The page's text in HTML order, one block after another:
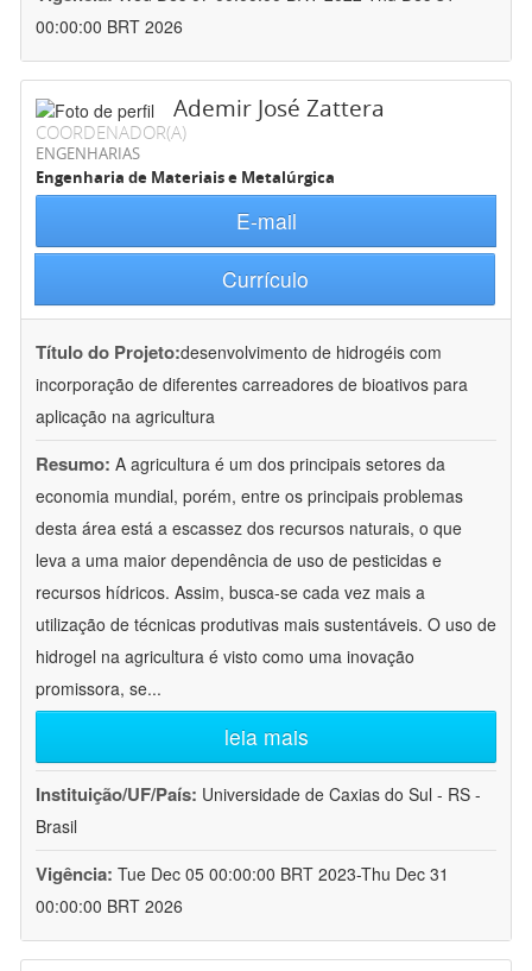
00:00:00 BRT 2026
Ademir José Zattera
COORDENADOR(A)
ENGENHARIAS
Engenharia de Materiais e Metalúrgica
E-mail
Currículo
Título do Projeto:desenvolvimento de hidrogéis com
incorporação de diferentes carreadores de bioativos para
aplicação na agricultura
Resumo: A agricultura é um dos principais setores da
economia mundial, porém, entre os principais problemas
desta área está a escassez dos recursos naturais, o que
leva a uma maior dependência de uso de pesticidas e
recursos hídricos. Assim, busca-se cada vez mais a
utilização de técnicas produtivas mais sustentáveis. O uso de
hidrogel na agricultura é visto como uma inovação
promissora, se...
leia mais
Instituição/UF/País: Universidade de Caxias do Sul - RS -
Brasil
Vigência: Tue Dec 05 00:00:00 BRT 2023-Thu Dec 31
00:00:00 BRT 2026